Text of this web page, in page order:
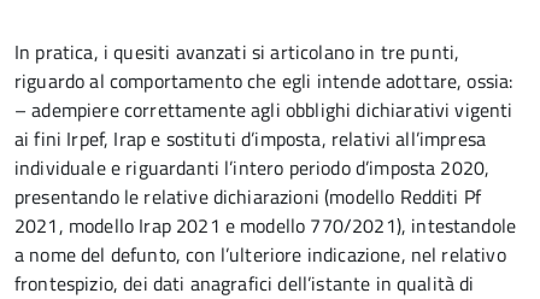
In pratica, i quesiti avanzati si articolano in tre punti,
riguardo al comportamento che egli intende adottare, ossia:
– adempiere correttamente agli obblighi dichiarativi vigenti
ai fini Irpef, Irap e sostituti d’imposta, relativi all’impresa
individuale e riguardanti l’intero periodo d’imposta 2020,
presentando le relative dichiarazioni (modello Redditi Pf
2021, modello Irap 2021 e modello 770/2021), intestandole
a nome del defunto, con l’ulteriore indicazione, nel relativo
frontespizio, dei dati anagrafici dell’istante in qualità di